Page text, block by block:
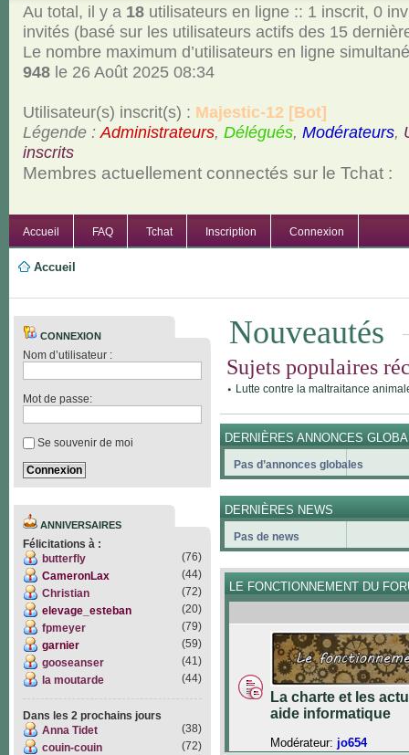
Au total, il y a 18utilisateurs en ligne :: 1 inscrit, 0
invités (basé sur les utilisateurs actifs des 15
Le nombre maximum d’utilisateurs en ligne
948le 26 Août 2025 08:34
Utilisateur(s) inscrit(s) : Majestic-12 [Bot]
Légende : Administrateurs, Délégués, Modérateurs,
inscrits
Membres actuellement connectés sur le Tchat :
Accueil FAQ Tchat Inscription Connexion
Accueil
CONNEXION
Nom d’utilisateur :
Mot de passe:
Se souvenir de moi
ANNIVERSAIRES
Félicitations à :
butterfly
(76)
CameronLax
(44)
Christian
(72)
elevage_esteban
(20)
fpmeyer
(79)
garnier
(59)
gooseanser
(41)
la moutarde
(44)
Dans les 2 prochains jours
Anna Tidet
(38)
couin-couin
(72)
Nouveautés
Sujets populaires
Lutte contre la maltraitance
DERNIÈRES ANNONCES
Pas d’annonces globales
DERNIÈRES NEWS
Pas de news
LE FONCTIONNEMENT DU
La charte et les
aide informatique
Modérateur: jo654